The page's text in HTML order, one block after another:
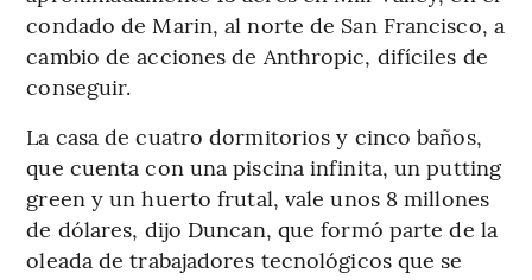
condado de Marin, al norte de San Francisco, a
cambio de acciones de Anthropic, difíciles de
conseguir.
La casa de cuatro dormitorios y cinco baños,
que cuenta con una piscina infinita, un putting
green y un huerto frutal, vale unos 8 millones
de dólares, dijo Duncan, que formó parte de la
oleada de trabajadores tecnológicos que se